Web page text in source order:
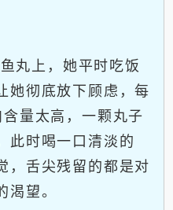
丸上，她平时吃饭
她彻底放下顾虑，每
量太高，一颗丸子
此时喝一口清淡的
，舌尖残留的都是对
渴望。